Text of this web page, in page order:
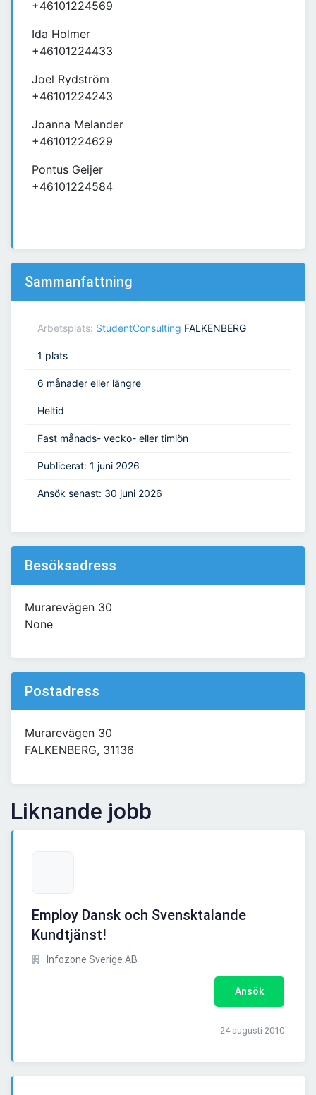
+46101224569
Ida Holmer
+46101224433
Joel Rydström
+46101224243
Joanna Melander
+46101224629
Pontus Geijer
+46101224584
Sammanfattning
Arbetsplats: StudentConsulting FALKENBERG
1 plats
6 månader eller längre
Heltid
Fast månads- vecko- eller timlön
Publicerat: 1 juni 2026
Ansök senast: 30 juni 2026
Besöksadress
Murarevägen 30
None
Postadress
Murarevägen 30
FALKENBERG, 31136
Liknande jobb
Employ Dansk och Svensktalande
Kundtjänst!
Infozone Sverige AB
Ansök
24 augusti 2010